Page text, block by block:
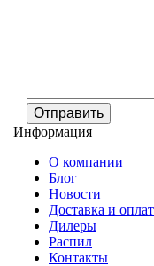
Отправить
Информация
О компании
Блог
Новости
Доставка и
Дилеры
Распил
Контакты